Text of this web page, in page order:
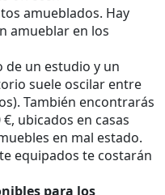
amueblados. Hay
amueblar en los
de un estudio y un
suele oscilar entre
También encontrarás
ubicados en casas
en mal estado.
equipados te costarán
para los